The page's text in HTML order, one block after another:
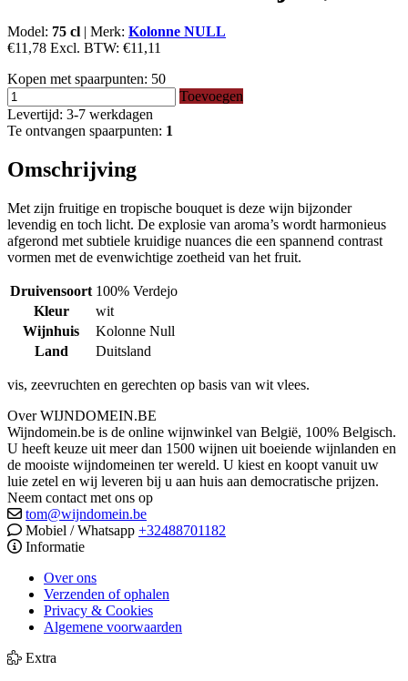
Model: 75 cl | Merk: Kolonne NULL
€11,78 Excl. BTW: €11,11
Kopen met spaarpunten: 50
Toevoegen
Levertijd: 3-7 werkdagen
Te ontvangen spaarpunten: 1
Omschrijving
Met zijn fruitige en tropische bouquet is deze wijn bijzonder
levendig en toch licht. De explosie van aroma’s wordt harmonieus
afgerond met subtiele kruidige nuances die een spannend contrast
vormen met de evenwichtige zoetheid van het fruit.
Druivensoort 100% Verdejo
Kleur
wit
Wijnhuis
Kolonne Null
Land
Duitsland
vis, zeevruchten en gerechten op basis van wit vlees.
Over WIJNDOMEIN.BE
Wijndomein.be is de online wijnwinkel van België, 100% Belgisch.
U heeft keuze uit meer dan 1500 wijnen uit boeiende wijnlanden en
de mooiste wijndomeinen ter wereld. U kiest en koopt vanuit uw
luie zetel en wij leveren bij u aan huis aan democratische prijzen.
Neem contact met ons op
tom@wijndomein.be
Mobiel / Whatsapp +32488701182
Informatie
Over ons
Verzenden of ophalen
Privacy & Cookies
Algemene voorwaarden
Extra